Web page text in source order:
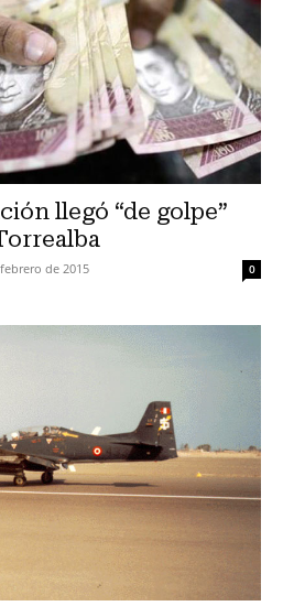
llegó “de golpe”
de 2015 0